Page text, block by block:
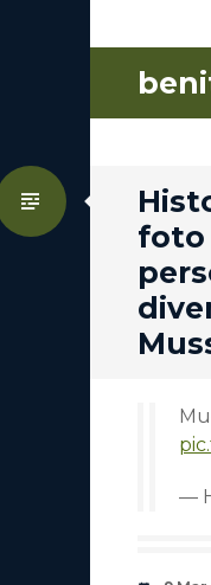
foto
Standard
—